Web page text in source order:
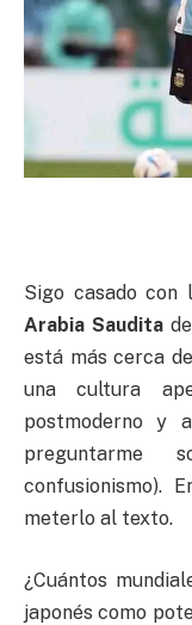
Sigo casado con
Arabia Saudita
está más cerca
una cultura
postmoderno y
confusionismo).
meterlo al texto.
¿Cuántos
japonés como